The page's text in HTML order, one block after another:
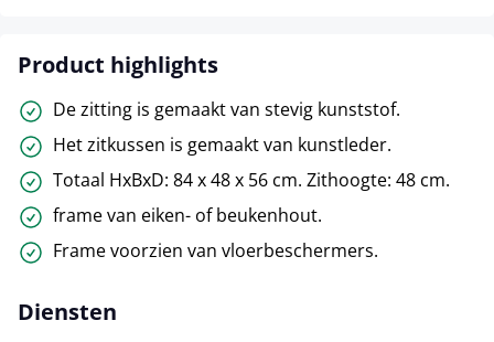
Product highlights
De zitting is gemaakt van stevig kunststof.
Het zitkussen is gemaakt van kunstleder.
Totaal HxBxD: 84 x 48 x 56 cm. Zithoogte: 48 cm.
frame van eiken- of beukenhout.
Frame voorzien van vloerbeschermers.
Diensten